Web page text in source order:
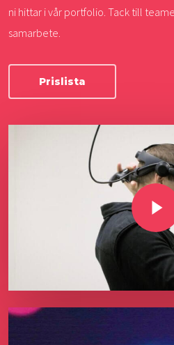
ni hittar i vår portfolio. Tack till
samarbete.
Prislista
Play Video